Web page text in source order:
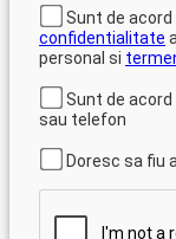
Sunt de acord
confidentialitate
personal si
Sunt de
sau telefon
Doresc sa fiu